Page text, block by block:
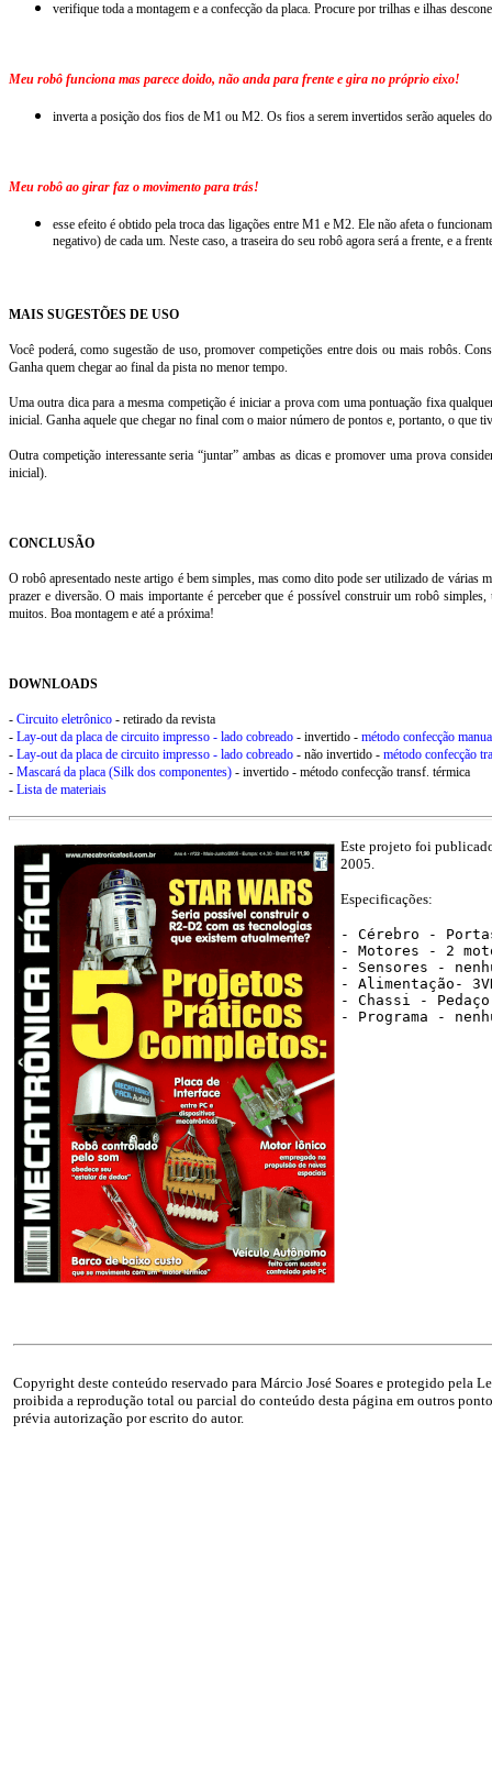
verifique toda a montagem e a confecção da placa. Procure por trilhas e ilhas
Meu robô funciona mas parece doido, não anda para frente e gira no próprio eixo!
inverta a posição dos fios de M1 ou M2. Os fios a serem invertidos serão aqueles
Meu robô ao girar faz o movimento para trás!
esse efeito é obtido pela troca das ligações entre M1 e M2. Ele não afeta o
negativo) de cada um. Neste caso, a traseira do seu robô agora será a frente, e a
MAIS SUGESTÕES DE USO
Você poderá, como sugestão de uso, promover competições entre dois ou mais robôs.
Ganha quem chegar ao final da pista no menor tempo.
Uma outra dica para a mesma competição é iniciar a prova com uma pontuação fixa
inicial. Ganha aquele que chegar no final com o maior número de pontos e, portanto, o que
Outra competição interessante seria “juntar” ambas as dicas e promover uma prova
inicial).
CONCLUSÃO
O robô apresentado neste artigo é bem simples, mas como dito pode ser utilizado de várias
prazer e diversão. O mais importante é perceber que é possível construir um robô
muitos. Boa montagem e até a próxima!
DOWNLOADS
- Circuito eletrônico - retirado da revista
- Lay-out da placa de circuito impresso - lado cobreado - invertido - método confecção
- Lay-out da placa de circuito impresso - lado cobreado - não invertido - método confecção
- Mascará da placa (Silk dos componentes) - invertido - método confecção transf. térmica
- Lista de materiais
Este projeto foi
2005.
Especificações:
- Cérebro -
- Motores - 2
- Sensores -
- Alimentação-
- Chassi -
- Programa -
Copyright deste conteúdo reservado para Márcio José Soares e protegido pela
proibida a reprodução total ou parcial do conteúdo desta página em outros
prévia autorização por escrito do autor.